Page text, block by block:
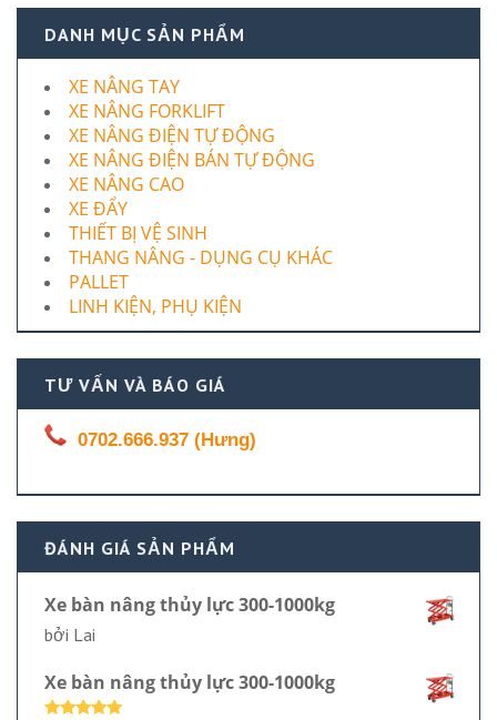
DANH MỤC SẢN PHẨM
XE NÂNG TAY
XE NÂNG FORKLIFT
XE NÂNG ĐIỆN TỰ ĐỘNG
XE NÂNG ĐIỆN BÁN TỰ ĐỘNG
XE NÂNG CAO
XE ĐẨY
THIẾT BỊ VỆ SINH
THANG NÂNG - DỤNG CỤ KHÁC
PALLET
LINH KIỆN, PHỤ KIỆN
TƯ VẤN VÀ BÁO GIÁ
0702.666.937 (Hưng)
ĐÁNH GIÁ SẢN PHẨM
Xe bàn nâng thủy lực 300-1000kg
bởi Lai
Xe bàn nâng thủy lực 300-1000kg